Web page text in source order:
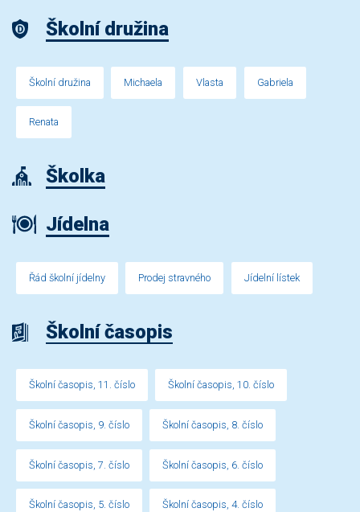
Školní družina
Školní družina Michaela Vlasta Gabriela
Renata
Školka
Jídelna
Řád školní jídelny Prodej stravného Jídelní lístek
Školní časopis
Školní časopis, 11. číslo Školní časopis, 10. číslo
Školní časopis, 9. číslo Školní časopis, 8. číslo
Školní časopis, 7. číslo Školní časopis, 6. číslo
Školní časopis, 5. číslo Školní časopis, 4. číslo